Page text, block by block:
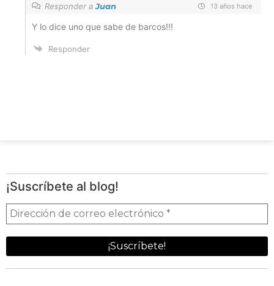
Responder aJuan 13 años hace
Y lo dice uno que sabe de barcos!!!
Responder
¡Suscríbete al blog!